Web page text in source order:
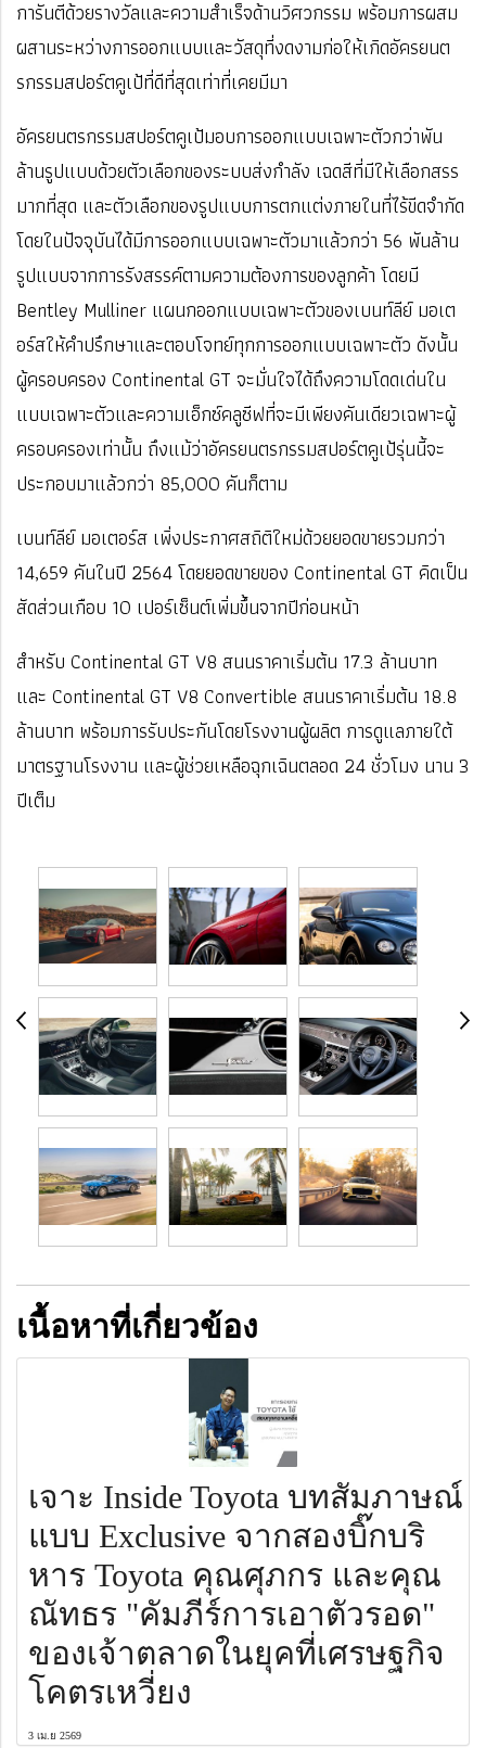
การันตีด้วยรางวัลและความสำเร็จด้านวิศวกรรม พร้อมการผสม
ผสานระหว่างการออกแบบและวัสดุที่งดงามก่อให้เกิดอัครยนต
รกรรมสปอร์ตคูเป้ที่ดีที่สุดเท่าที่เคยมีมา
อัครยนตรกรรมสปอร์ตคูเป้มอบการออกแบบเฉพาะตัวกว่าพัน
ล้านรูปแบบด้วยตัวเลือกของระบบส่งกำลัง เฉดสีที่มีให้เลือกสรร
มากที่สุด และตัวเลือกของรูปแบบการตกแต่งภายในที่ไร้ขีดจำกัด
โดยในปัจจุบันได้มีการออกแบบเฉพาะตัวมาแล้วกว่า 56 พันล้าน
รูปแบบจากการรังสรรค์ตามความต้องการของลูกค้า โดยมี
Bentley Mulliner แผนกออกแบบเฉพาะตัวของเบนท์ลีย์ มอเต
อร์สให้คำปรึกษาและตอบโจทย์ทุกการออกแบบเฉพาะตัว ดังนั้น
ผู้ครอบครอง Continental GT จะมั่นใจได้ถึงความโดดเด่นใน
แบบเฉพาะตัวและความเอ็กซ์คลูซีฟที่จะมีเพียงคันเดียวเฉพาะผู้
ครอบครองเท่านั้น ถึงแม้ว่าอัครยนตรกรรมสปอร์ตคูเป้รุ่นนี้จะ
ประกอบมาแล้วกว่า 85,000 คันก็ตาม
เบนท์ลีย์ มอเตอร์ส เพิ่งประกาศสถิติใหม่ด้วยยอดขายรวมกว่า
14,659 คันในปี 2564 โดยยอดขายของ Continental GT คิดเป็น
สัดส่วนเกือบ 10 เปอร์เซ็นต์เพิ่มขึ้นจากปีก่อนหน้า
สำหรับ Continental GT V8 สนนราคาเริ่มต้น 17.3 ล้านบาท
และ Continental GT V8 Convertible สนนราคาเริ่มต้น 18.8
ล้านบาท พร้อมการรับประกันโดยโรงงานผู้ผลิต การดูแลภายใต้
มาตรฐานโรงงาน และผู้ช่วยเหลือฉุกเฉินตลอด 24 ชั่วโมง นาน 3
ปีเต็ม
เนื้อหาที่เกี่ยวข้อง
เจาะ Inside Toyota บทสัมภาษณ์
แบบ Exclusive จากสองบิ๊กบริ
หาร Toyota คุณศุภกร และคุณ
ณัทธร "คัมภีร์การเอาตัวรอด"
ของเจ้าตลาดในยุคที่เศรษฐกิจ
โคตรเหวี่ยง
3 เม.ย 2569